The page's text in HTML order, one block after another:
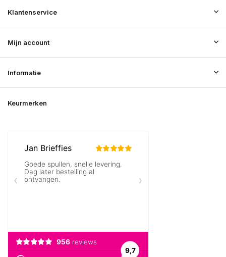
Klantenservice
Mijn account
Informatie
Keurmerken